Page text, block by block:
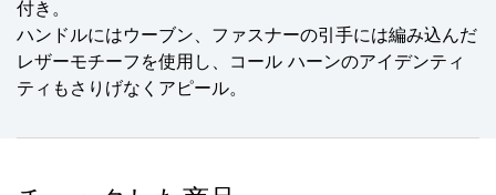
付き。
ハンドルにはウーブン、ファスナーの引手には編み込んだ
レザーモチーフを使用し、コール ハーンのアイデンティ
ティもさりげなくアピール。